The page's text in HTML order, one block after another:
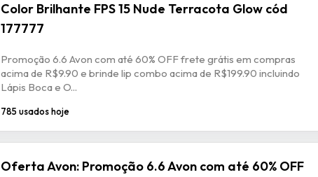
Color Brilhante FPS 15 Nude Terracota Glow cód
177777
Promoção 6.6 Avon com até 60% OFF frete grátis em compras
acima de R$9.90 e brinde lip combo acima de R$199.90 incluindo
Lápis Boca e O...
785 usados hoje
Oferta Avon: Promoção 6.6 Avon com até 60% OFF